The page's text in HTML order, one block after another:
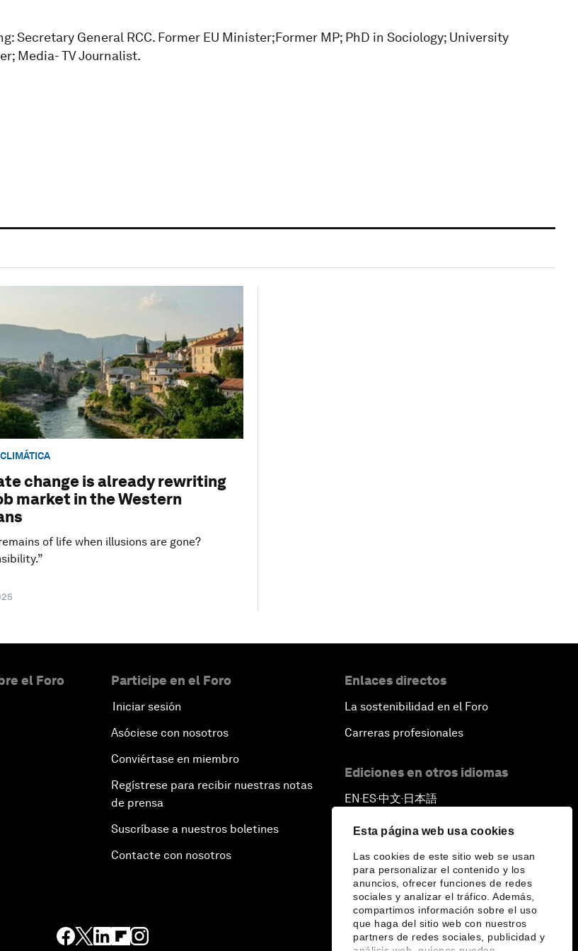
Esta página web usa cookies
Las cookies de este sitio web se usan
para personalizar el contenido y los
anuncios, ofrecer funciones de redes
sociales y analizar el tráfico. Además,
compartimos información sobre el uso
que haga del sitio web con nuestros
partners de redes sociales, publicidad y
Secretary General RCC. Former EU Minister;Former MP; PhD in Sociology; University
Media- TV Journalist.
change is already rewriting
market in the Western
of life when illusions are gone?
el Foro Participe en el Foro
Iniciar sesión
Asóciese con nosotros
Conviértase en miembro
Regístrese para recibir nuestras notas
de prensa
Suscríbase a nuestros boletines
Contacte con nosotros
Enlaces directos
La sostenibilidad en el Foro
Carreras profesionales
Ediciones en otros idiomas
EN ▪ ES▪中文▪ 日本語